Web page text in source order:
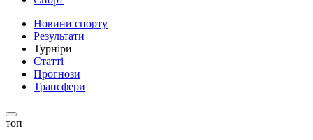
Новини спорту
Результати
Турніри
Статті
Прогнози
Трансфери
топ